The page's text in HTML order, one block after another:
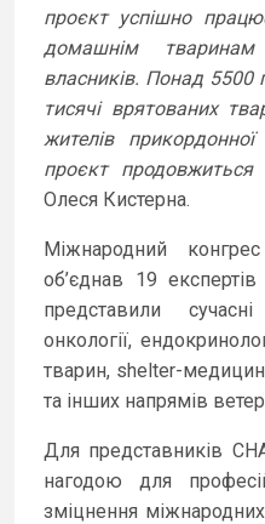
проєкт успішно
домашнім
власників. Понад 5500
тисячі врятованих
жителів
проєкт
Олеся Кистерна.
Міжнародний
об’єднав 19
представили
онкології,
тварин, shelter-
та інших напрямів
Для представників
нагодою для
зміцнення